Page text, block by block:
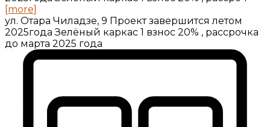
[more]
ул. Отара Чиладзе, 9 Проект завершится летом
2025года Зелёный каркас 1 взнос 20% , рассрочка
до марта 2025 года